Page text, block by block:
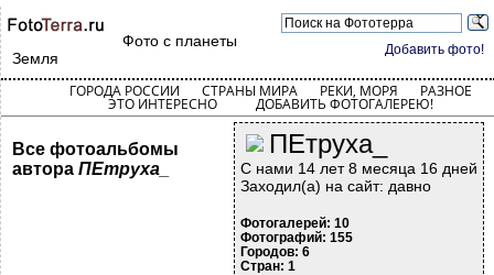
Добавить фото!
Фото с планеты
Земля
ГОРОДА РОССИИ СТРАНЫ МИРА РЕКИ, МОРЯ РАЗНОЕ
ЭТО ИНТЕРЕСНО ДОБАВИТЬ ФОТОГАЛЕРЕЮ!
ПЕтруха_
С нами 14 лет 8 месяца 16 дней
Заходил(а) на сайт: давно
Фотогалерей: 10
Фотографий: 155
Городов: 6
Стран: 1
Все фотоальбомы
автора ПЕтруха_